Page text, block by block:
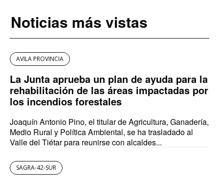
Noticias más vistas
AVILA PROVINCIA
La Junta aprueba un plan de ayuda para la
rehabilitación de las áreas impactadas por
los incendios forestales
Joaquín Antonio Pino, el titular de Agricultura, Ganadería,
Medio Rural y Política Ambiental, se ha trasladado al
Valle del Tiétar para reunirse con alcaldes...
SAGRA-42-SUR